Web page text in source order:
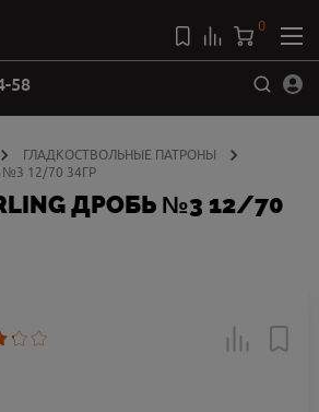
58
0
ГЛАДКОСТВОЛЬНЫЕ ПАТРОНЫ
№3 12/70 34ГР
ДРОБЬ №3 12/70